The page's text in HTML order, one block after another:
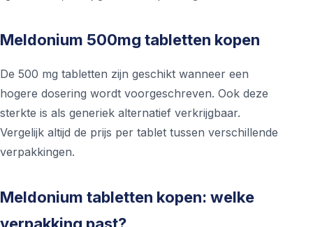
Meldonium 500mg tabletten kopen
De 500 mg tabletten zijn geschikt wanneer een
hogere dosering wordt voorgeschreven. Ook deze
sterkte is als generiek alternatief verkrijgbaar.
Vergelijk altijd de prijs per tablet tussen verschillende
verpakkingen.
Meldonium tabletten kopen: welke